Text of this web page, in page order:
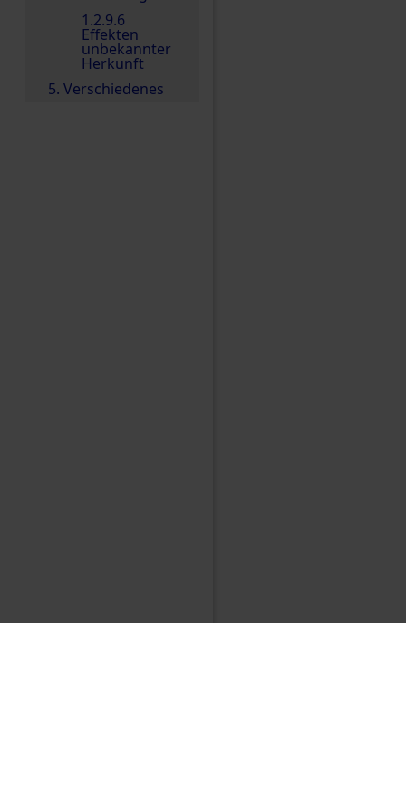
1.2.9.6
Effekten
unbekannter
Herkunft
5. Verschiedenes